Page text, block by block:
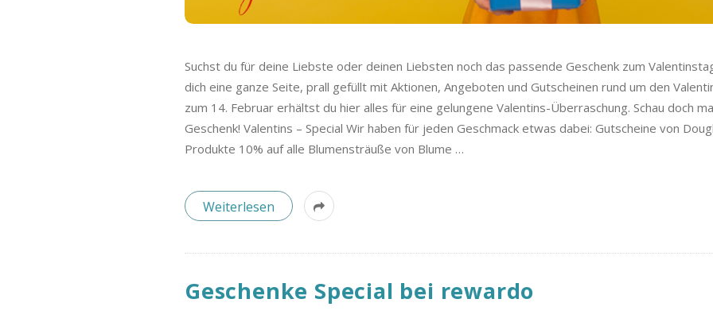
c
k
B
l
o
g
Suchst du für deine Liebste oder deinen Liebsten noch das passende Geschenk zum
dich eine ganze Seite, prall gefüllt mit Aktionen, Angeboten und Gutscheinen rund um den
zum 14. Februar erhältst du hier alles für eine gelungene Valentins-Überraschung. Schau doch
Geschenk! Valentins – Special Wir haben für jeden Geschmack etwas dabei: Gutscheine von
Produkte 10% auf alle Blumensträuße von Blume …
Weiterlesen
Geschenke Special bei rewardo